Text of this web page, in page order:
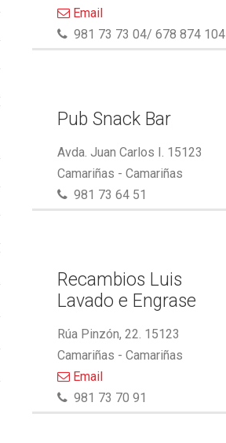
Email
981 73 73 04/ 678 874 104
Pub Snack Bar
Avda. Juan Carlos I. 15123
Camariñas - Camariñas
981 73 64 51
Recambios Luis
Lavado e Engrase
Rúa Pinzón, 22. 15123
Camariñas - Camariñas
Email
981 73 70 91